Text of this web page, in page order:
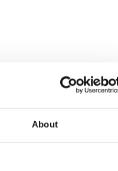
AboutISCRIVITI ALLA
Resta aggiornato